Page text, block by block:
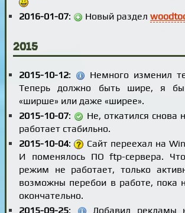
2016-01-07: Новый раздел
2015
2015-10-12:
Немного изменил
Теперь должно быть шире, я
«ширше» или даже «ширее».
2015-10-07: Не, откатился снова
работает стабильно.
2015-10-04:
Сайт переехал на
И поменялось ПО ftp-сервера.
режим не работает, только
возможны перебои в работе, пока
окончательно.
2015-09-25:
Добавил рекламы